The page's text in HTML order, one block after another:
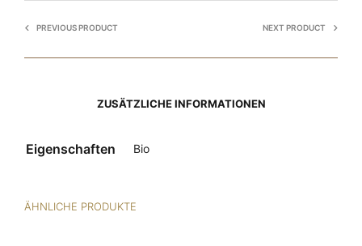
PREVIOUS PRODUCT NEXT PRODUCT
ZUSÄTZLICHE INFORMATIONEN
Eigenschaften Bio
ÄHNLICHE PRODUKTE